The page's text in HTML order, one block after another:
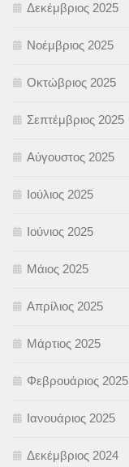
Δεκέμβριος 2025
Νοέμβριος 2025
Οκτώβριος 2025
Σεπτέμβριος 2025
Αύγουστος 2025
Ιούλιος 2025
Ιούνιος 2025
Μάιος 2025
Απρίλιος 2025
Μάρτιος 2025
Φεβρουάριος 2025
Ιανουάριος 2025
Δεκέμβριος 2024